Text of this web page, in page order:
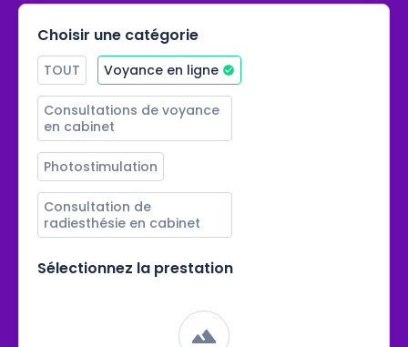
Choisir une catégorie
TOUT Voyance en ligne
Consultations de voyance
en cabinet
Photostimulation
Consultation de
radiesthésie en cabinet
Sélectionnez la prestation